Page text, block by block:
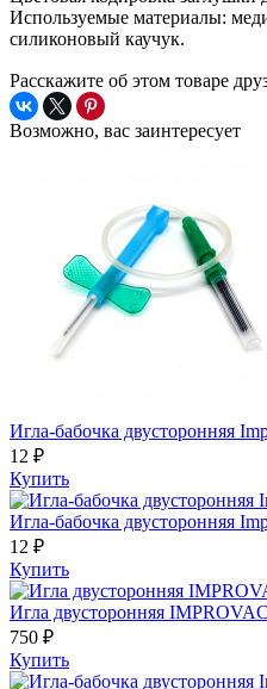
Используемые материалы:
силиконовый каучук.
Расскажите об этом товаре
Возможно, вас заинтересует
Игла-бабочка двусторонняя
12 ₽
Купить
Игла-бабочка двусторонняя
12 ₽
Купить
Игла двусторонняя
750 ₽
Купить